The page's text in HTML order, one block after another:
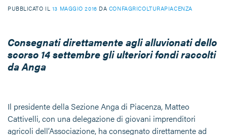
PUBBLICATO IL 13 MAGGIO 2016 DA CONFAGRICOLTURAPIACENZA
Consegnati direttamente agli alluvionati dello
scorso 14 settembre gli ulteriori fondi raccolti
da Anga
Il presidente della Sezione Anga di Piacenza, Matteo
Cattivelli, con una delegazione di giovani imprenditori
agricoli dell’Associazione, ha consegnato direttamente ad